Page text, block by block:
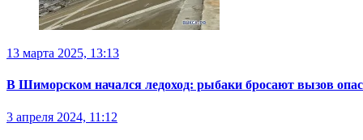
13 марта 2025, 13:13
В Шиморском начался ледоход: рыбаки бросают вызов
3 апреля 2024, 11:12